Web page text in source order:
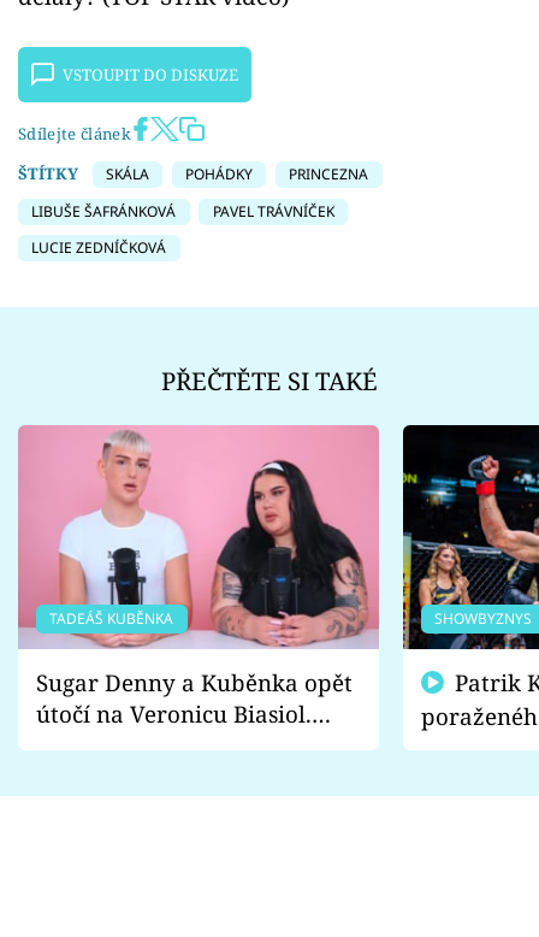
VSTOUPIT DO DISKUZE
Sdílejte článek
ŠTÍTKY
SKÁLA POHÁDKY
PRINCEZNA
LIBUŠE ŠAFRÁNKOVÁ
PAVEL TRÁVNÍČEK
LUCIE ZEDNÍČKOVÁ
PŘEČTĚTE SI TAKÉ
TADEÁŠ KUBĚNKA
Sugar Denny a Kuběnka opět
útočí na Veronicu Biasiol.
Proč je podle nich falešná a
SHOWBYZNYS
fanoušci